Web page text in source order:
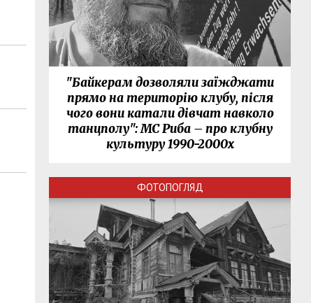
"Байкерам дозволяли заїжджати
прямо на територію клубу, після
чого вони катали дівчат навколо
танцполу": МС Риба – про клубну
культуру 1990-2000х
ФОТОПОГЛЯД